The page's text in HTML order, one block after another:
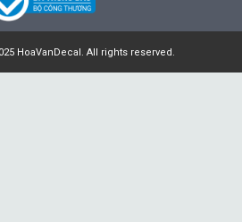
HoaVanDecal. All rights reserved.